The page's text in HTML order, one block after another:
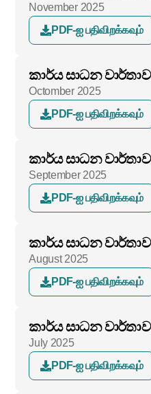
November 2025
PDF-ஐ பதிவிறக்கவும்
කාර්ය සාධන වාර්තාව
Octomber 2025
PDF-ஐ பதிவிறக்கவும்
කාර්ය සාධන වාර්තාව
September 2025
PDF-ஐ பதிவிறக்கவும்
කාර්ය සාධන වාර්තාව
August 2025
PDF-ஐ பதிவிறக்கவும்
කාර්ය සාධන වාර්තාව
July 2025
PDF-ஐ பதிவிறக்கவும்